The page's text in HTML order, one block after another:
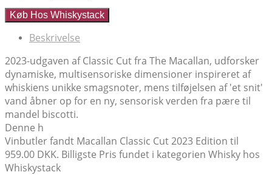
pris
kr.1,199.00.
pris
Køb Hos Whiskystack
Beskrivelse
2023-udgaven af Classic Cut fra The Macallan, udforsker
dynamiske, multisensoriske dimensioner inspireret af
whiskiens unikke smagsnoter, mens tilføjelsen af 'et snit'
vand åbner op for en ny, sensorisk verden fra pære til
mandel biscotti.
Denne h
Vinbutler fandt Macallan Classic Cut 2023 Edition til
959.00 DKK. Billigste Pris fundet i kategorien Whisky hos
Whiskystack